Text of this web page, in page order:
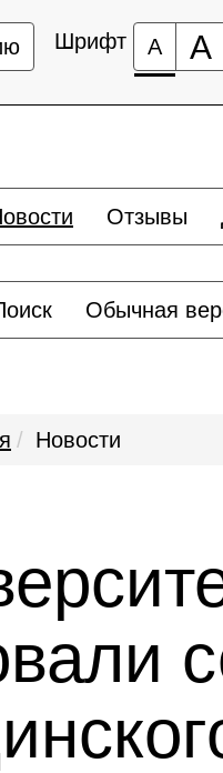
Шрифт А А
Отзывы
Обычная
Новости